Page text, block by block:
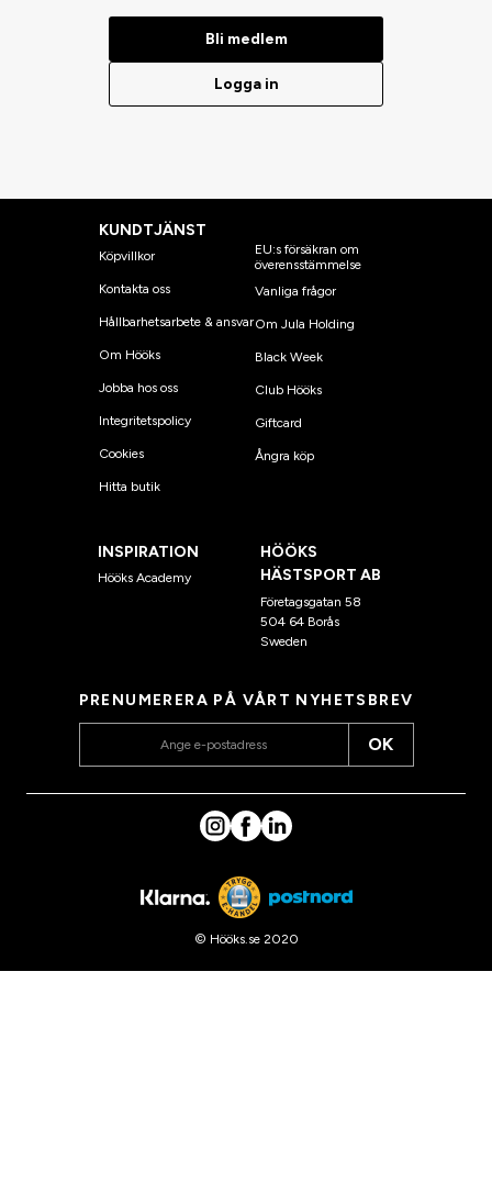
Bli medlem
Logga in
KUNDTJÄNST
Köpvillkor
Kontakta oss
Hållbarhetsarbete & ansvar
Om Hööks
Jobba hos oss
Integritetspolicy
Cookies
Hitta butik
EU:s försäkran om
överensstämmelse
Vanliga frågor
Om Jula Holding
Black Week
Club Hööks
Giftcard
Ångra köp
INSPIRATION
Hööks Academy
HÖÖKS
HÄSTSPORT AB
Företagsgatan 58
504 64 Borås
Sweden
PRENUMERERA PÅ VÅRT NYHETSBREV
OK
© Hööks.se 2020